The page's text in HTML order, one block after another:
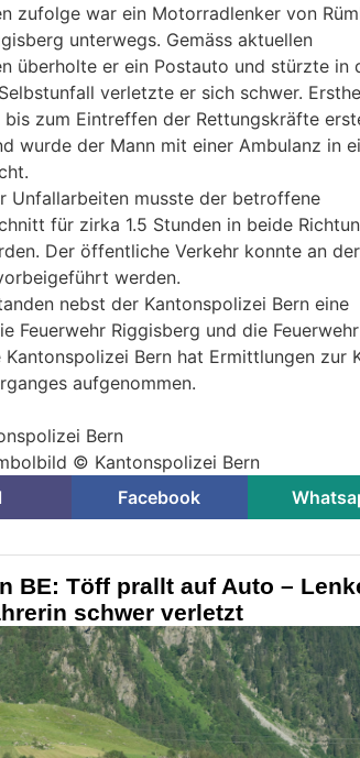
zufolge war ein Motorradlenker von
unterwegs. Gemäss aktuellen
überholte er ein Postauto und stürzte in
verletzte er sich schwer.
zum Eintreffen der Rettungskräfte
wurde der Mann mit einer Ambulanz in
Unfallarbeiten musste der betroffene
für zirka 1.5 Stunden in beide
Der öffentliche Verkehr konnte an der
werden.
nebst der Kantonspolizei Bern eine
Feuerwehr Riggisberg und die Feuerwehr
Kantonspolizei Bern hat Ermittlungen zur
aufgenommen.
Bern
© Kantonspolizei Bern
Facebook
BE: Töff prallt auf Auto –
schwer verletzt